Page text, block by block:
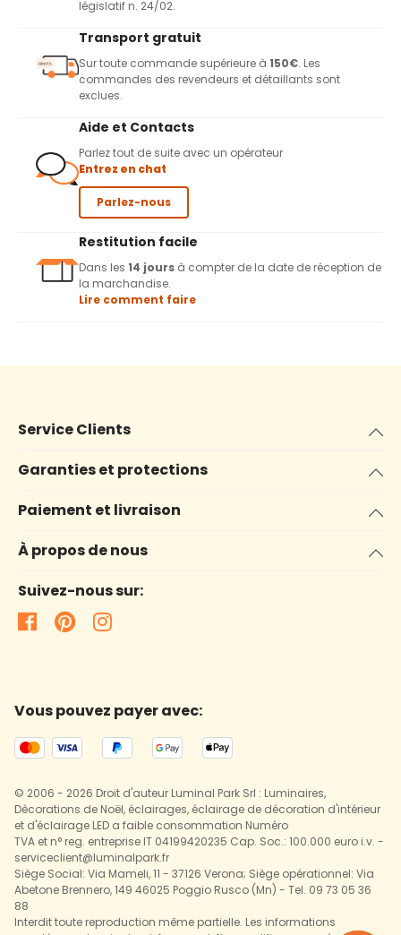
législatif n. 24/02.
Transport gratuit
Sur toute commande supérieure à 150€. Les
commandes des revendeurs et détaillants sont
exclues.
Aide et Contacts
Parlez tout de suite avec un opérateur
Entrez en chat
Parlez-nous
Restitution facile
Dans les 14 jours à compter de la date de réception de
la marchandise.
Lire comment faire
Service Clients
Garanties et protections
Paiement et livraison
À propos de nous
Suivez-nous sur:
Vous pouvez payer avec:
© 2006 - 2026 Droit d'auteur Luminal Park Srl : Luminaires,
Décorations de Noël, éclairages, éclairage de décoration d'intérieur
et d'éclairage LED a faible consommation Numéro
TVA et n° reg. entreprise IT 04199420235 Cap. Soc.: 100.000 euro i.v. -
serviceclient@luminalpark.fr
Siège Social: Via Mameli, 11 - 37126 Verona; Siège opérationnel: Via
Abetone Brennero, 149 46025 Poggio Rusco (Mn) - Tel. 09 73 05 36
88
Interdit toute reproduction même partielle. Les informations